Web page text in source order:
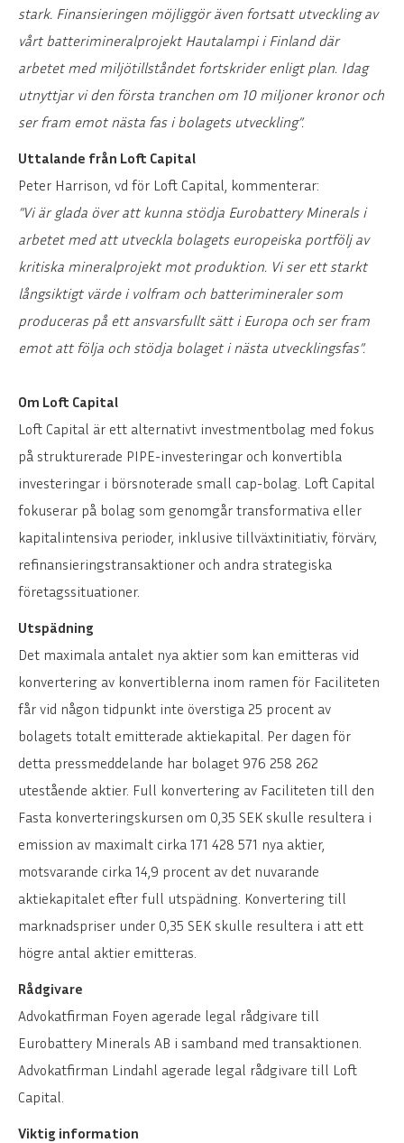
stark. Finansieringen möjliggör även fortsatt utveckling av
vårt batterimineralprojekt Hautalampi i Finland där
arbetet med miljötillståndet fortskrider enligt plan. Idag
utnyttjar vi den första tranchen om 10 miljoner kronor och
ser fram emot nästa fas i bolagets utveckling”.
Uttalande från Loft Capital
Peter Harrison, vd för Loft Capital, kommenterar:
”Vi är glada över att kunna stödja Eurobattery Minerals i
arbetet med att utveckla bolagets europeiska portfölj av
kritiska mineralprojekt mot produktion. Vi ser ett starkt
långsiktigt värde i volfram och batterimineraler som
produceras på ett ansvarsfullt sätt i Europa och ser fram
emot att följa och stödja bolaget i nästa utvecklingsfas”.
Om Loft Capital
Loft Capital är ett alternativt investmentbolag med fokus
på strukturerade PIPE-investeringar och konvertibla
investeringar i börsnoterade small cap-bolag. Loft Capital
fokuserar på bolag som genomgår transformativa eller
kapitalintensiva perioder, inklusive tillväxtinitiativ, förvärv,
refinansieringstransaktioner och andra strategiska
företagssituationer.
Utspädning
Det maximala antalet nya aktier som kan emitteras vid
konvertering av konvertiblerna inom ramen för Faciliteten
får vid någon tidpunkt inte överstiga 25 procent av
bolagets totalt emitterade aktiekapital. Per dagen för
detta pressmeddelande har bolaget 976 258 262
utestående aktier. Full konvertering av Faciliteten till den
Fasta konverteringskursen om 0,35 SEK skulle resultera i
emission av maximalt cirka 171 428 571 nya aktier,
motsvarande cirka 14,9 procent av det nuvarande
aktiekapitalet efter full utspädning. Konvertering till
marknadspriser under 0,35 SEK skulle resultera i att ett
högre antal aktier emitteras.
Rådgivare
Advokatfirman Foyen agerade legal rådgivare till
Eurobattery Minerals AB i samband med transaktionen.
Advokatfirman Lindahl agerade legal rådgivare till Loft
Capital.
Viktig information